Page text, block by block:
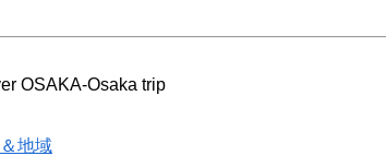
OSAKA-Osaka trip
地域